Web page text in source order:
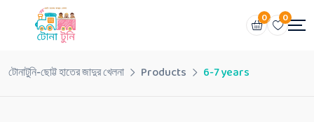
0 0
টোনাটুনি-ছোট্ট হাতের জাদুর খেলনা Products 6-7 years